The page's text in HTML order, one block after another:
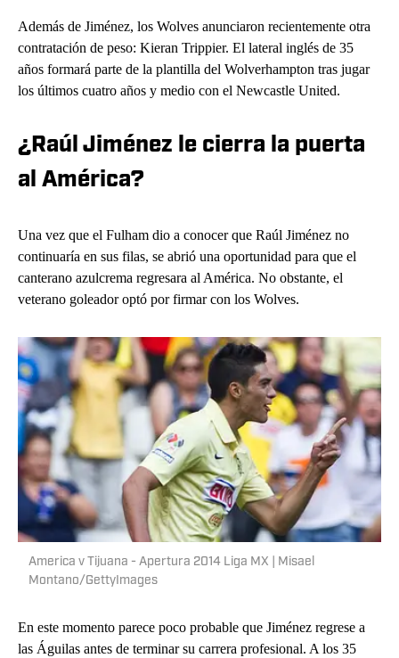
Además de Jiménez, los Wolves anunciaron recientemente otra
contratación de peso: Kieran Trippier. El lateral inglés de 35
años formará parte de la plantilla del Wolverhampton tras jugar
los últimos cuatro años y medio con el Newcastle United.
¿Raúl Jiménez le cierra la puerta
al América?
Una vez que el Fulham dio a conocer que Raúl Jiménez no
continuaría en sus filas, se abrió una oportunidad para que el
canterano azulcrema regresara al América. No obstante, el
veterano goleador optó por firmar con los Wolves.
America v Tijuana - Apertura 2014 Liga MX | Misael
Montano/GettyImages
En este momento parece poco probable que Jiménez regrese a
las Águilas antes de terminar su carrera profesional. A los 35